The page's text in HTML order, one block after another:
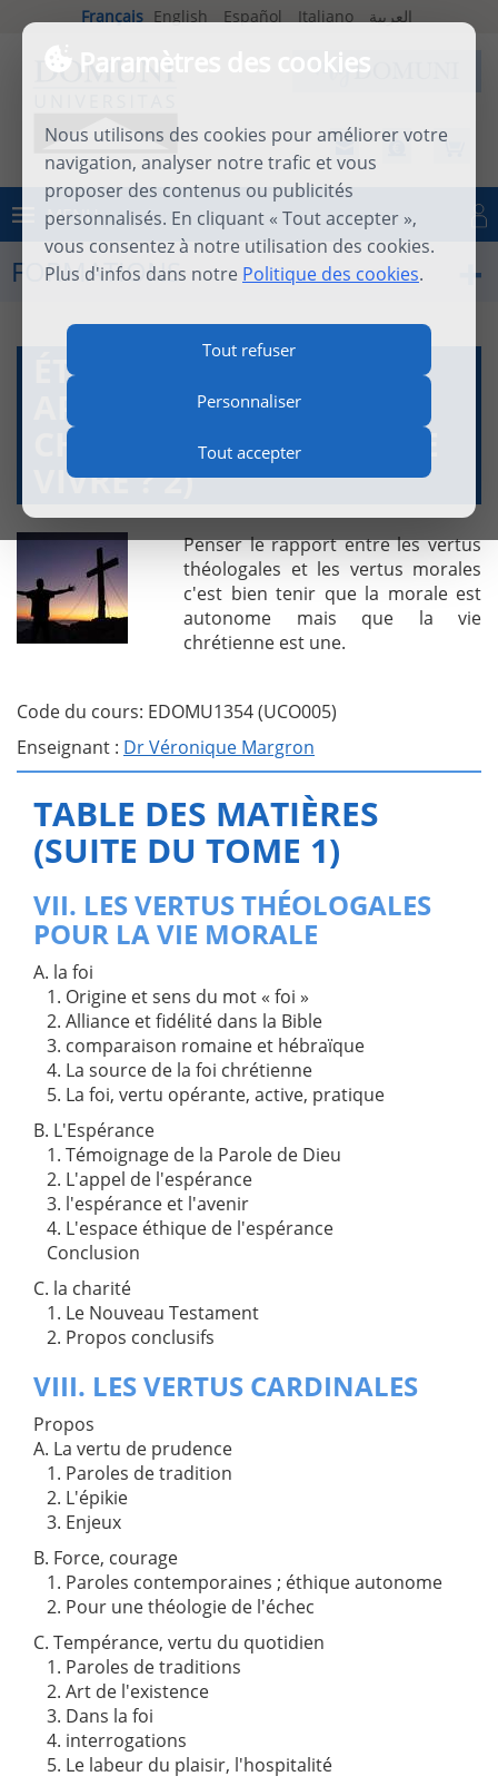
Paramètres des cookies
Nous utilisons des cookies pour améliorer votre
navigation, analyser notre trafic et vous
proposer des contenus ou publicités
personnalisés. En cliquant « Tout accepter »,
vous consentez à notre utilisation des cookies.
Plus d'infos dans notre Politique des cookies.
Tout refuser
Personnaliser
Tout accepter
Français English Español Italiano العربية
MENU Se connecter
FORMATIONS
ÉTHIQUE THÉOLOGIQUE
APPROFONDIE B (LA VIE
CHRÉTIENNE, UN ART DE
VIVRE ? 2)
Penser le rapport entre les vertus
théologales et les vertus morales
c'est bien tenir que la morale est
autonome mais que la vie
chrétienne est une.
Code du cours: EDOMU1354 (UCO005)
Enseignant : Dr Véronique Margron
TABLE DES MATIÈRES
(SUITE DU TOME 1)
VII. LES VERTUS THÉOLOGALES
POUR LA VIE MORALE
A. la foi
1. Origine et sens du mot « foi »
2. Alliance et fidélité dans la Bible
3. comparaison romaine et hébraïque
4. La source de la foi chrétienne
5. La foi, vertu opérante, active, pratique
B. L'Espérance
1. Témoignage de la Parole de Dieu
2. L'appel de l'espérance
3. l'espérance et l'avenir
4. L'espace éthique de l'espérance
Conclusion
C. la charité
1. Le Nouveau Testament
2. Propos conclusifs
VIII. LES VERTUS CARDINALES
Propos
A. La vertu de prudence
1. Paroles de tradition
2. L'épikie
3. Enjeux
B. Force, courage
1. Paroles contemporaines ; éthique autonome
2. Pour une théologie de l'échec
C. Tempérance, vertu du quotidien
1. Paroles de traditions
2. Art de l'existence
3. Dans la foi
4. interrogations
5. Le labeur du plaisir, l'hospitalité